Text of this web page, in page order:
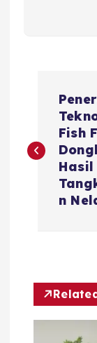
v
s
Fish
Hasil
n